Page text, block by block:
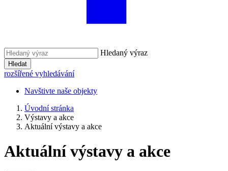
Hledaný výraz
Hledat
rozšířené vyhledávání
Navštivte naše objekty
Úvodní stránka
Výstavy a akce
Aktuální výstavy a akce
Aktuální výstavy a akce